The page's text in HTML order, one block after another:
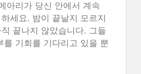
아리가 당신 안에서 계속
세요. 밤이 끝날지 모르지
끝나지 않았습니다. 그들
를 기회를 기다리고 있을 뿐